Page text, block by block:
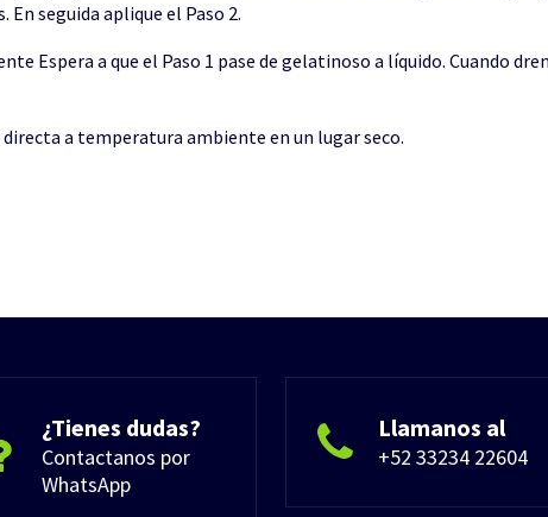
seguida aplique el Paso 2.
Espera a que el Paso 1 pase de gelatinoso a líquido. Cuando
a temperatura ambiente en un lugar seco.
¿Tienes dudas?
Contactanos por
WhatsApp
Llamanos al
+52 33234 22604